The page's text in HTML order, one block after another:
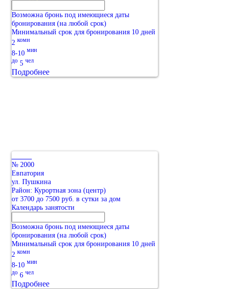
Возможна бронь под имеющиеся даты
бронирования (на любой срок)
Минимальный срок для бронирования 10 дней
2 комн
8-10 мин
до 5 чел
Подробнее
№ 2000
Евпатория
ул. Пушкина
Район: Курортная зона (центр)
от 3700 до 7500 руб. в сутки за дом
Календарь занятости
Возможна бронь под имеющиеся даты
бронирования (на любой срок)
Минимальный срок для бронирования 10 дней
2 комн
8-10 мин
до 6 чел
Подробнее